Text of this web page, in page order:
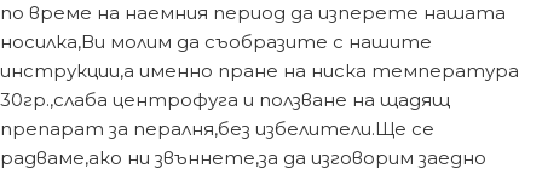
по време на наемния период да изперете нашата
носилка,Ви молим да съобразите с нашите
инструкции,а именно пране на ниска температура
30гр.,слаба центрофуга и ползване на щадящ
препарат за пералня,без избелители.Ще се
радваме,ако ни звъннете,за да изговорим заедно